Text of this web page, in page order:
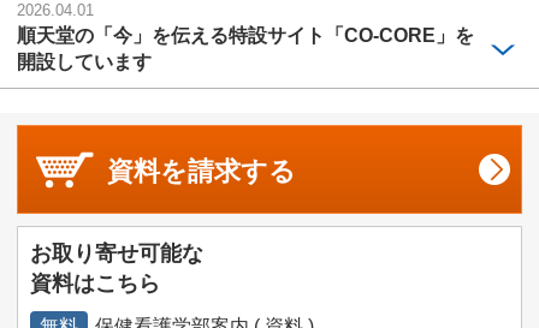
2026.04.01
順天堂の「今」を伝える特設サイト「CO-CORE」を
開設しています
資料を請求する
お取り寄せ可能な
資料はこちら